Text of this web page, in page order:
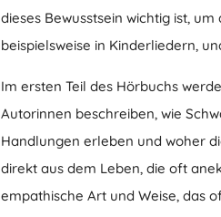
dieses Bewusstsein wichtig ist,
beispielsweise in Kinderliedern,
Im ersten Teil des Hörbuchs
Autorinnen beschreiben, wie
Handlungen erleben und woher
direkt aus dem Leben, die oft
empathische Art und Weise, das